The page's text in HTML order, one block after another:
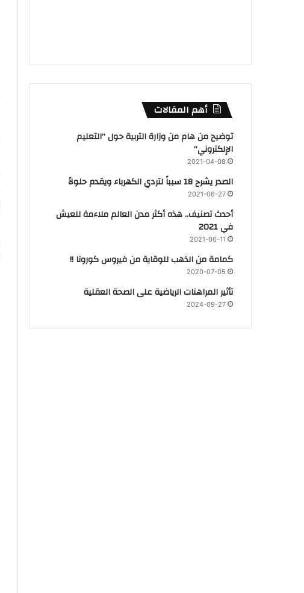
أهم المقالات
توضيح من هام من وزارة التربية حول ’’التعليم
الإلكتروني’’
2021-04-08
الصدر يشرح 18 سبباً لتردي الكهرباء ويقدم حلولاً
2021-06-27
أحدث تصنيف.. هذه أكثر مدن العالم ملاءمة للعيش
في 2021
2021-06-11
كمامة من الذهب للوقاية من فيروس كورونا !!
2020-07-05
تأثير المراهنات الرياضية على الصحة العقلية
2024-09-27